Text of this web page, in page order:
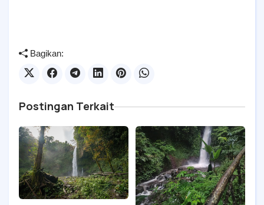
Bagikan:
Postingan Terkait